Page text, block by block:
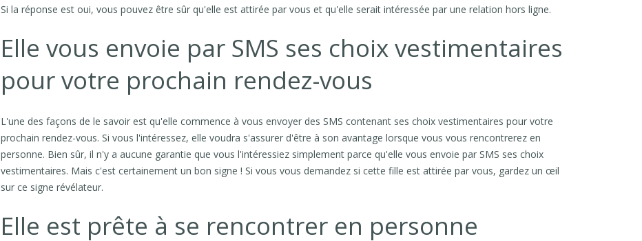
Si la réponse est oui, vous pouvez être sûr qu'elle est attirée par vous et qu'elle serait intéressée par une relation hors ligne.
Elle vous envoie par SMS ses choix vestimentaires
pour votre prochain rendez-vous
L'une des façons de le savoir est qu'elle commence à vous envoyer des SMS contenant ses choix vestimentaires pour votre
prochain rendez-vous. Si vous l'intéressez, elle voudra s'assurer d'être à son avantage lorsque vous vous rencontrerez en
personne. Bien sûr, il n'y a aucune garantie que vous l'intéressiez simplement parce qu'elle vous envoie par SMS ses choix
vestimentaires. Mais c'est certainement un bon signe ! Si vous vous demandez si cette fille est attirée par vous, gardez un œil
sur ce signe révélateur.
Elle est prête à se rencontrer en personne